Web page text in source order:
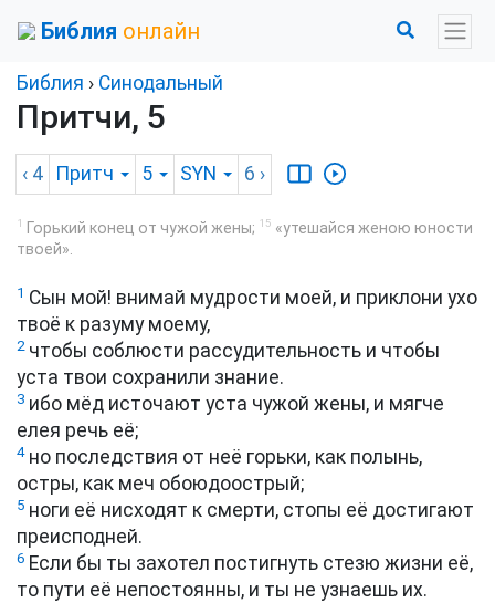
Библия онлайн
Библия › Синодальный
Притчи, 5
‹ 4 Притч 5 SYN 6 ›
1 Горький конец от чужой жены; 15 «утешайся женою юности
твоей».
1 Сын мой! внимай мудрости моей, и приклони ухо
твоё к разуму моему,
2чтобы соблюсти рассудительность и чтобы
уста твои сохранили знание.
3 ибо мёд источают уста чужой жены, и мягче
елея речь её;
4но последствия от неё горьки, как полынь,
остры, как меч обоюдоострый;
5 ноги её нисходят к смерти, стопы её достигают
преисподней.
6 Если бы ты захотел постигнуть стезю жизни её,
то пути её непостоянны, и ты не узнаешь их.